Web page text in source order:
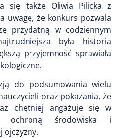
się także Oliwia Pilicka z
uwagę, że konkurs pozwala
przydatną w codziennym
była historia
przyjemność sprawiała
do podsumowania wielu
oraz pokazania, że
chętniej angażuje się w
ochroną środowiska i
ojczyzny.